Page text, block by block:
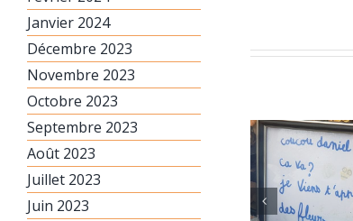
Janvier 2024
Décembre 2023
Novembre 2023
Octobre 2023
Septembre 2023
Août 2023
Juillet 2023
Juin 2023